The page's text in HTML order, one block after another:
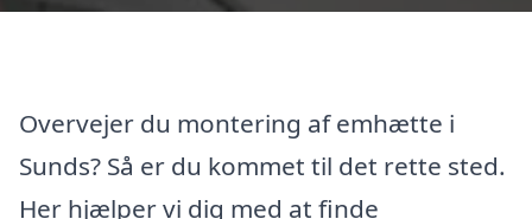
Overvejer du montering af emhætte i
Sunds? Så er du kommet til det rette sted.
Her hjælper vi dig med at finde